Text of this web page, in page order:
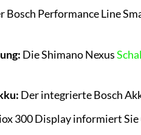
Bosch Performance Line
Die Shimano Nexus
Der integrierte Bosch
300 Display informiert